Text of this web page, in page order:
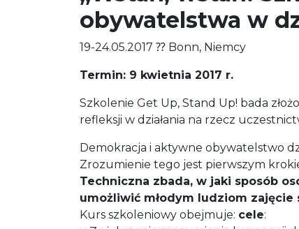
obywatelstwa w
19-24.05.2017 ⁇ Bonn, Niemcy
Termin: 9 kwietnia 2017 r.
Szkolenie Get Up, Stand Up! bada
refleksji w działania na rzecz
Demokracja i aktywne obywatelstwo
Zrozumienie tego jest pierwszym
Techniczna zbada, w jaki sposób
umożliwić młodym ludziom zajęcie
Kurs szkoleniowy obejmuje: cele: